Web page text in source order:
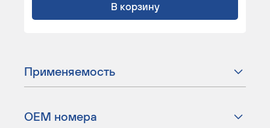
В корзину
Применяемость
ОЕМ номера